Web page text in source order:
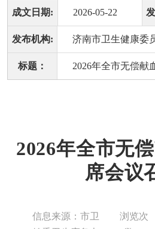
成文日期: 2026-05-22
发布机构: 济南市卫生健康委
标题： 2026年全市无偿献
2026年全市无
席会议
信息来源：市卫
浏览次